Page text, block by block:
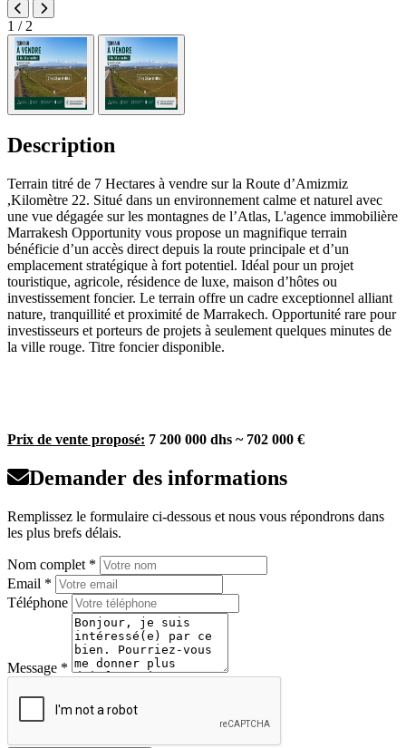
1 / 2
Description
Terrain titré de 7 Hectares à vendre sur la Route d’Amizmiz
,Kilomètre 22. Situé dans un environnement calme et naturel avec
une vue dégagée sur les montagnes de l’Atlas, L'agence immobilière
Marrakesh Opportunity vous propose un magnifique terrain
bénéficie d’un accès direct depuis la route principale et d’un
emplacement stratégique à fort potentiel. Idéal pour un projet
touristique, agricole, résidence de luxe, maison d’hôtes ou
investissement foncier. Le terrain offre un cadre exceptionnel alliant
nature, tranquillité et proximité de Marrakech. Opportunité rare pour
investisseurs et porteurs de projets à seulement quelques minutes de
la ville rouge. Titre foncier disponible.
Prix de vente proposé: 7 200 000 dhs ~ 702 000 €
Demander des informations
Remplissez le formulaire ci-dessous et nous vous répondrons dans
les plus brefs délais.
Nom complet *
Email *
Téléphone
Message *